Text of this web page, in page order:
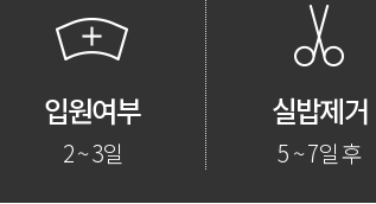
입원여부
2 ~ 3일
실밥제거
5 ~ 7일 후